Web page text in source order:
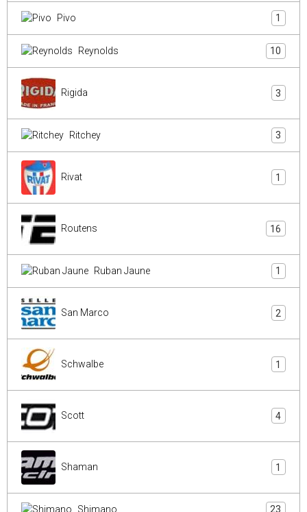
Pivo 1
Reynolds 10
Rigida 3
Ritchey 3
Rivat 1
Routens 16
Ruban Jaune 1
San Marco 2
Schwalbe 1
Scott 4
Shaman 1
Shimano 23